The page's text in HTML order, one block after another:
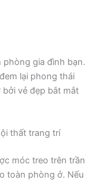
gia đình bạn.
lại phong thái
vẻ đẹp bắt mắt
thất trang trí
móc treo trên trần
toàn phòng ở. Nếu